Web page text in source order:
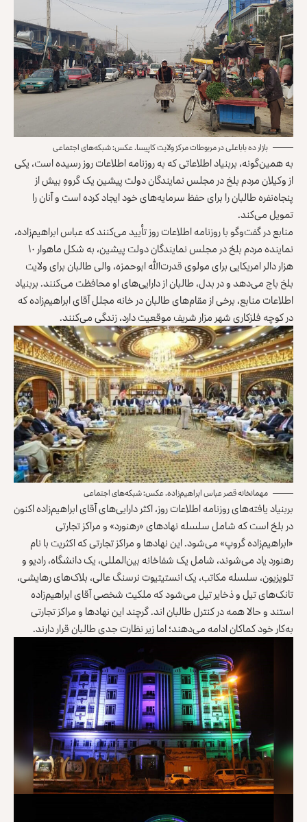
بازار ده باباعلی در مربوطات مرکز ولایت کاپیسا. عکس: شبکه‌های اجتماعی
به همین‌گونه، بربنیاد اطلاعاتی که به روزنامه اطلاعات روز رسیده است، یکی
از وکیلان مردم بلخ در مجلس نمایندگان دولت پیشین یک گروهِ بیش از
پنجاه‌نفره طالبان را برای حفظ سرمایه‌های خود ایجاد کرده است و آنان را
تمویل می‌کند.
منابع در گفت‌وگو با روزنامه اطلاعات روز تأیید می‌کنند که عباس ‌ابراهیم‌زاده،
نماینده مردم بلخ در مجلس نمایندگان دولت پیشین، به شکل ماهوار ۱۰
هزار دالر امریکایی برای مولوی قدرت‌الله ابوحمزه، والی طالبان برای ولایت
بلخ باج می‌دهد و در بدل، طالبان از دارایی‌های او محافظت می‌کنند. بربنیاد
اطلاعات منابع، برخی از مقام‌های طالبان در خانه مجلل آقای ابراهیم‌زاده که
در کوچه فلزکاری شهر مزار شریف موقعیت دارد، زندگی می‌کنند.
مهمانخانه قصر عباس ابراهیم‌زاده. عکس: شبکه‌های اجتماعی
بربنیاد یافته‌های روزنامه اطلاعات روز، اکثر دارایی‌های آقای ابراهیم‌زاده اکنون
در بلخ است که شامل سلسله نهادهای «رهنورد» و مراکز تجارتی
«ابراهیم‌زاده گروپ» می‌شود. این نهادها و مراکز تجارتی که اکثریت با نام
رهنورد یاد می‌شوند، شامل یک شفاخانه بین‌المللی، یک دانشگاه، رادیو و
تلویزیون، سلسله مکاتب، یک انستیتیوت نرسنگ عالی، بلاک‌های رهایشی،
تانک‌های تیل و ذخایر تیل می‌شود که ملکیت شخصی آقای ابراهیم‌زاده
استند و حالا همه در کنترل طالبان اند. گرچند این نهادها و مراکز تجارتی
به‌کار خود کماکان ادامه می‌دهند؛ اما زیر نظارت جدی طالبان قرار دارند.